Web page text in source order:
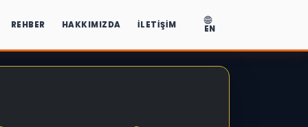
REHBER HAKKIMIZDA İLETIŞIM EN